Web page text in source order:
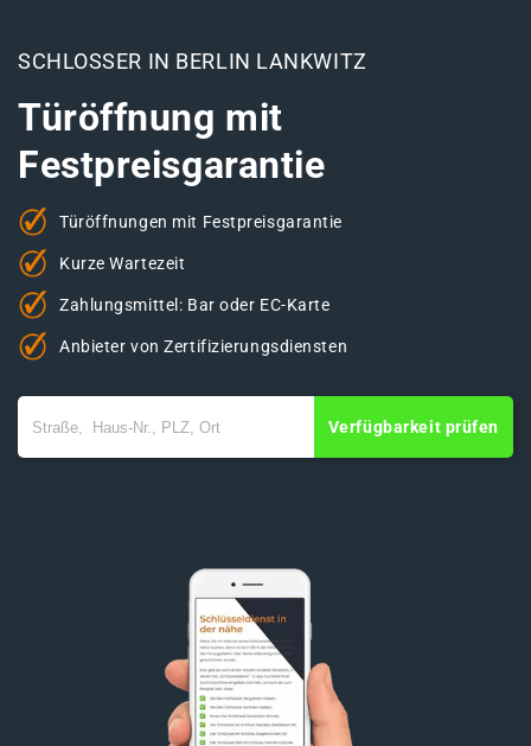
SCHLOSSER IN BERLIN LANKWITZ
Türöffnung mit
Festpreisgarantie
Türöffnungen mit Festpreisgarantie
Kurze Wartezeit
Zahlungsmittel: Bar oder EC-Karte
Anbieter von Zertifizierungsdiensten
Verfügbarkeit prüfen